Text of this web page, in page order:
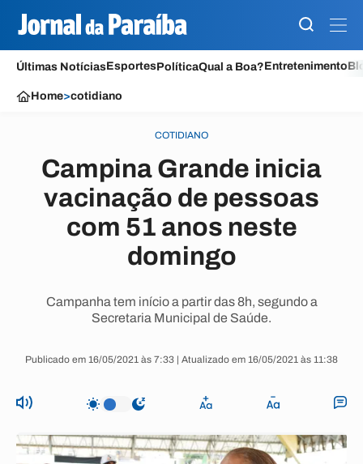
Últimas NotíciasEsportesPolíticaQual a Boa?Entretenimento
Home>cotidiano
COTIDIANO
Campina Grande inicia
vacinação de pessoas
com 51 anos neste
domingo
Campanha tem início a partir das 8h, segundo a
Secretaria Municipal de Saúde.
Publicado em 16/05/2021 às 7:33 | Atualizado em 16/05/2021 às 11:38